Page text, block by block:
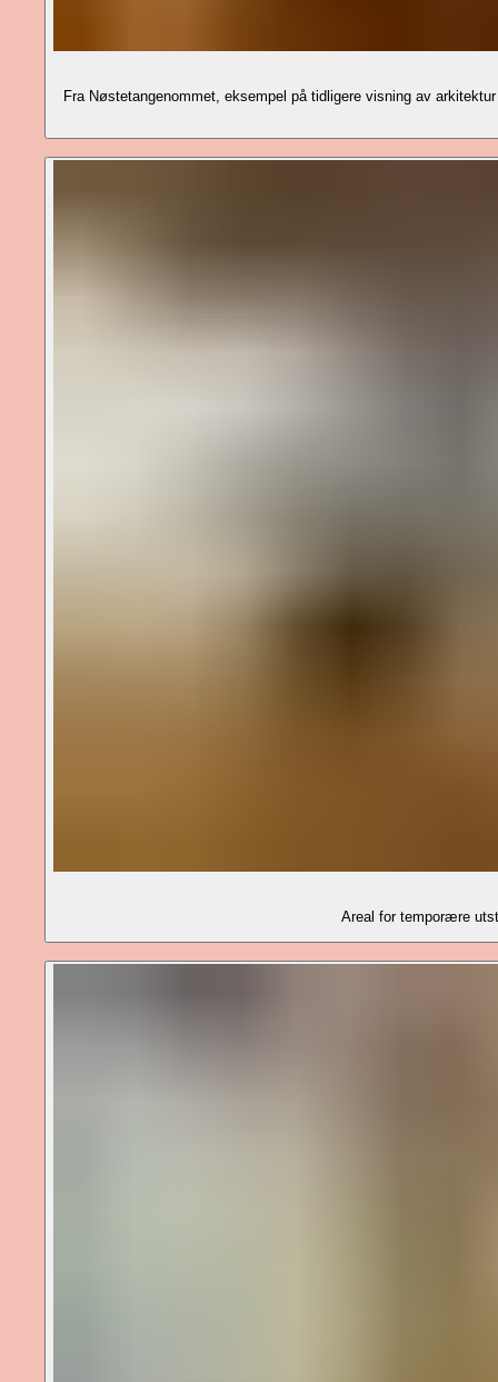
Fra Nøstetangenommet, eksempel på tidligere visning av
Areal for temporære